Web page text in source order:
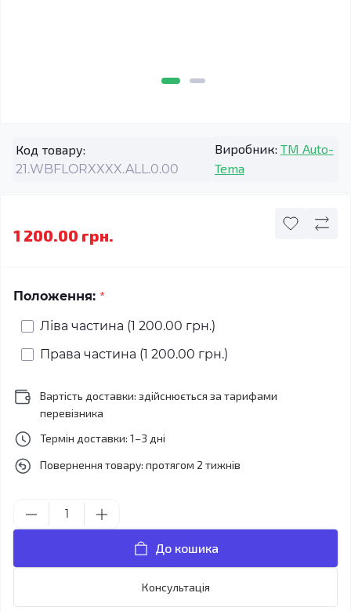
Код товару:
21.WBFLORXXXX.ALL.0.00
Виробник: TM Auto-
Tema
1 200.00 грн.
Положення: *
Ліва частина (1 200.00 грн.)
Права частина (1 200.00 грн.)
Вартість доставки: здійснюється за тарифами
перевізника
Термін доставки: 1–3 дні
Повернення товару: протягом 2 тижнів
До кошика
Консультація